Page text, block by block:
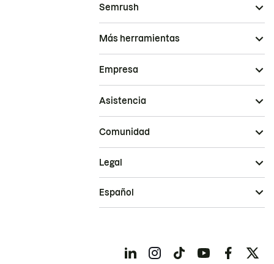
Semrush
Más herramientas
Empresa
Asistencia
Comunidad
Legal
Español